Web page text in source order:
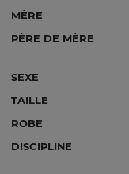
MÈRE
PÈRE DE MÈRE
SEXE
TAILLE
ROBE
DISCIPLINE